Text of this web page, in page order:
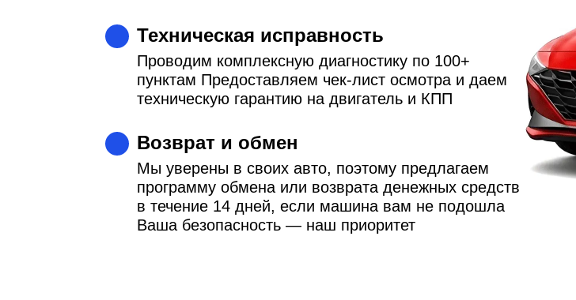
Техническая исправность
Проводим комплексную диагностику по 100+
пунктам Предоставляем чек-лист осмотра и даем
техническую гарантию на двигатель и КПП
Возврат и обмен
Мы уверены в своих авто, поэтому предлагаем
программу обмена или возврата денежных средств
в течение 14 дней, если машина вам не подошла
Ваша безопасность — наш приоритет